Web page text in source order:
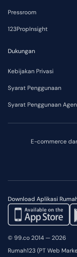
E-commerce
Download Aplikasi
Pressroom
123PropInsight
Dukungan
Kebijakan Privasi
Syarat Penggunaan
Syarat Penggunaan Agen
© 99.co 2014 — 2026
Rumah123 (PT Web